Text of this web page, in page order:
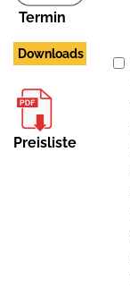
Termin
Downloads
Preisliste